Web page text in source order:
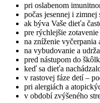
pri oslabenom
počas jesennej i zimnej
ak býva Vaše dieťa
pre rýchlejšie
na zníženie vyčerpania
na vybudovanie a
pred nástupom do
keď sa dieťa
v rastovej fáze detí –
pri alergiách a
v období zvýšeného